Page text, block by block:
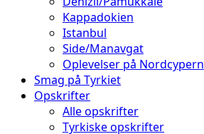
Kappadokien
Istanbul
Side/Manavgat
Oplevelser på Nordcypern
Smag på Tyrkiet
Opskrifter
Alle opskrifter
Tyrkiske opskrifter